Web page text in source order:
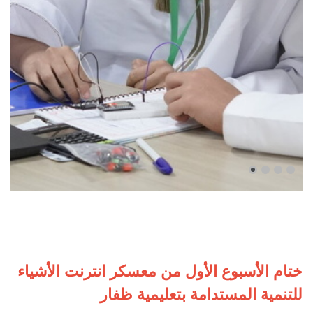
ختام الأسبوع الأول من معسكر انترنت الأشياء
للتنمية المستدامة بتعليمية ظفار